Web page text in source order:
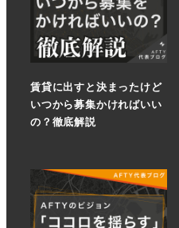
賃貸に出すと決まったけど
いつから募集かければいい
の？徹底解説